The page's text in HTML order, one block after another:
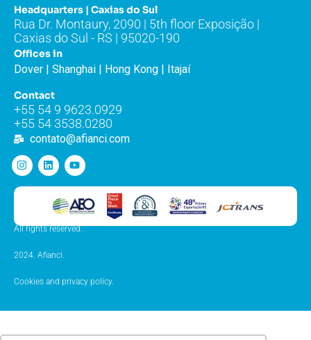
Headquarters | Caxias do Sul
Rua Dr. Montaury, 2090 | 5th floor Exposição |
Caxias do Sul - RS | 95020-190
Offices in
Dover | Shanghai | Hong Kong | Itajaí
Contact
+55 54 9 9623.0929
+55 54 3538.0280
contato@afianci.com
All rights reserved.
2024. Afianci.
Cookies and privacy policy.